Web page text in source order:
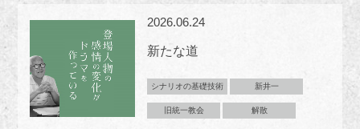
2026.06.24
新たな道
シナリオの基礎技術 新井一
旧統一教会 解散